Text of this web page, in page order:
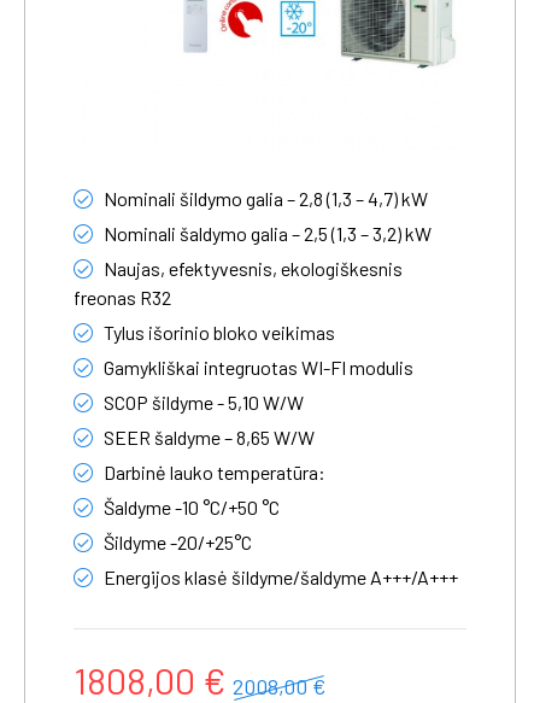
Nominali šildymo galia – 2,8 (1,3 – 4,7) kW
Nominali šaldymo galia – 2,5 (1,3 – 3,2) kW
Naujas, efektyvesnis, ekologiškesnis
freonas R32
Tylus išorinio bloko veikimas
Gamykliškai integruotas WI-FI modulis
SCOP šildyme - 5,10 W/W
SEER šaldyme – 8,65 W/W
Darbinė lauko temperatūra:
Šaldyme -10 °C/+50 °C
Šildyme -20/+25°C
Energijos klasė šildyme/šaldyme A+++/A+++
1808,00 € 2008,00 €